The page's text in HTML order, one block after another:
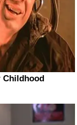
Childhood